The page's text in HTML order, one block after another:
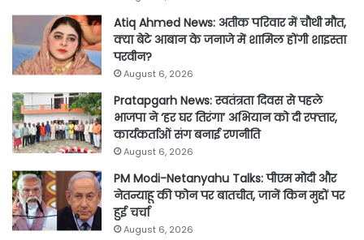
Atiq Ahmed News: अतीक परिवार में चौथी मौत,
क्या बेटे आबान के जनाजे में शामिल होंगी शाइस्ता
परवीन?
August 6, 2026
Pratapgarh News: स्वतंत्रता दिवस से पहले
भाजपा ने ‘हर घर तिरंगा’ अभियान को दी रफ्तार,
कार्यकर्ताओं संग बनाई रणनीति
August 6, 2026
PM Modi-Netanyahu Talks: पीएम मोदी और
नेतन्याहू की फोन पर बातचीत, जानें किन मुद्दों पर
हुई चर्चा
August 6, 2026